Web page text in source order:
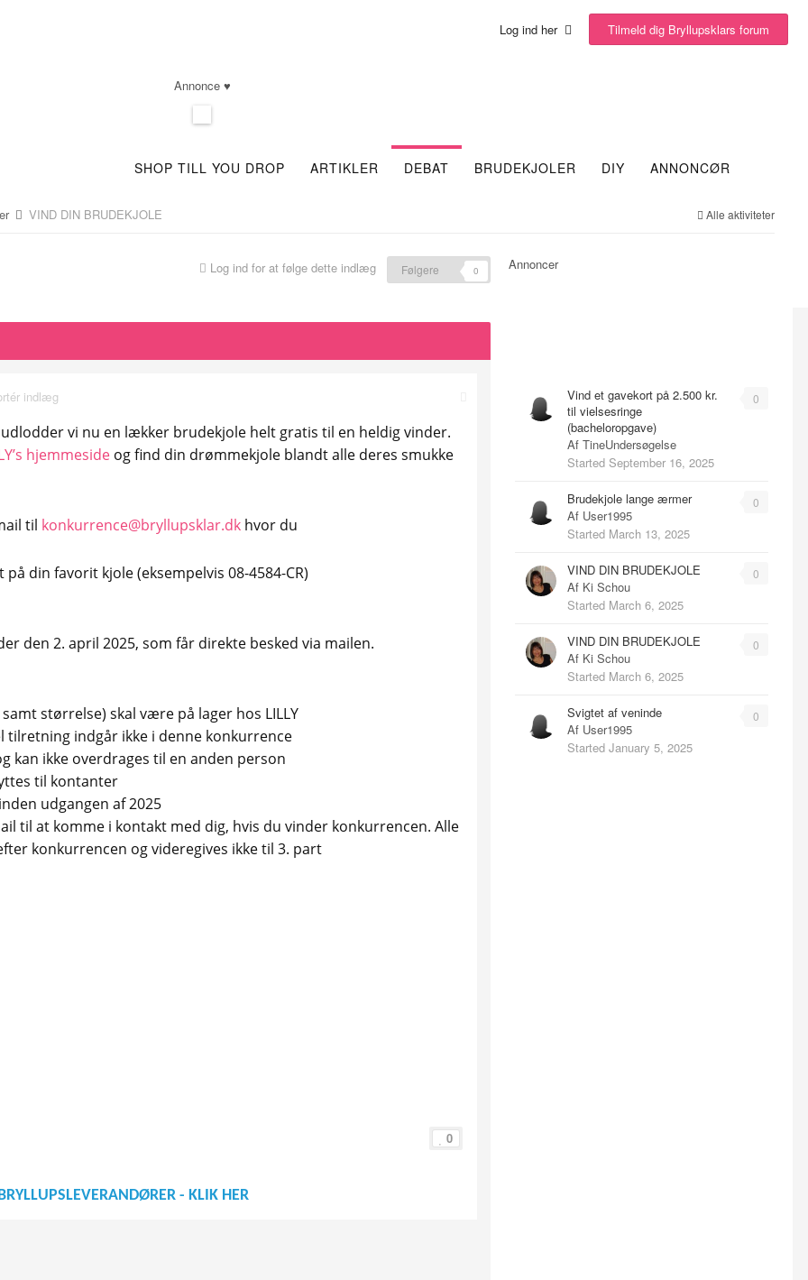
Log ind her Tilmeld dig Bryllupsklars forum
Annonce ♥
SHOP TILL YOU DROP ARTIKLER DEBAT BRUDEKJOLER DIY ANNONCØR
Alle aktiviteter
VIND DIN BRUDEKJOLE
Log ind for at følge dette indlæg Følgere 0
indlæg
udlodder vi nu en lækker brudekjole helt gratis til en heldig vinder.
hjemmeside og find din drømmekjole blandt alle deres smukke
til konkurrence@bryllupsklar.dk hvor du
din favorit kjole (eksempelvis 08-4584-CR)
den 2. april 2025, som får direkte besked via mailen.
størrelse) skal være på lager hos LILLY
tilretning indgår ikke i denne konkurrence
kan ikke overdrages til en anden person
til kontanter
udgangen af 2025
til at komme i kontakt med dig, hvis du vinder konkurrencen. Alle
konkurrencen og videregives ikke til 3. part
0
- KLIK HER
Annoncer
0
Vind et gavekort på 2.500 kr.
til vielsesringe
(bacheloropgave)
Af TineUndersøgelse
Started September 16, 2025
0
Brudekjole lange ærmer
Af User1995
Started March 13, 2025
0
VIND DIN BRUDEKJOLE
Af Ki Schou
Started March 6, 2025
0
VIND DIN BRUDEKJOLE
Af Ki Schou
Started March 6, 2025
0
Svigtet af veninde
Af User1995
Started January 5, 2025